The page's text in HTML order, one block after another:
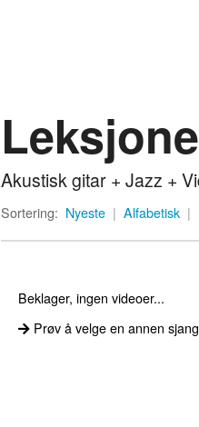
Akustisk gitar + Jazz +
Sortering: Nyeste | Alfabetisk |
Beklager, ingen videoer...
Prøv å velge en annen